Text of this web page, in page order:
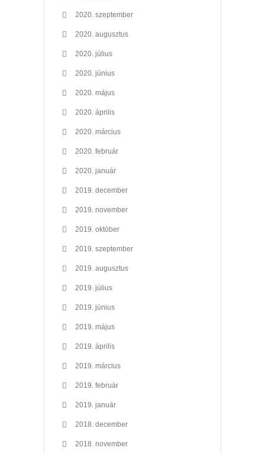
2020. szeptember
2020. augusztus
2020. július
2020. június
2020. május
2020. április
2020. március
2020. február
2020. január
2019. december
2019. november
2019. október
2019. szeptember
2019. augusztus
2019. július
2019. június
2019. május
2019. április
2019. március
2019. február
2019. január
2018. december
2018. november